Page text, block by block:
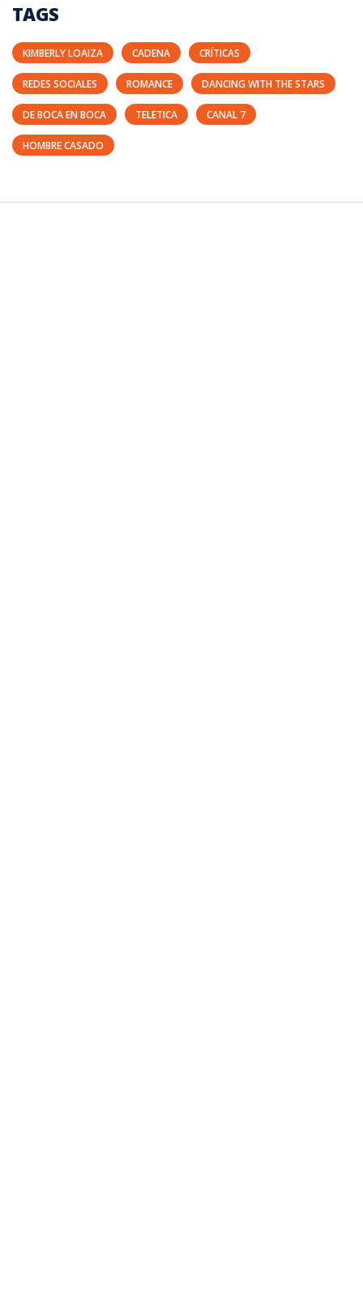
TAGS
KIMBERLY LOAIZA CADENA CRÍTICAS
REDES SOCIALES ROMANCE DANCING WITH THE STARS
DE BOCA EN BOCA TELETICA CANAL 7
HOMBRE CASADO